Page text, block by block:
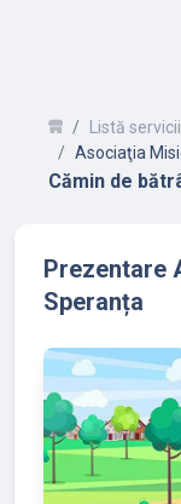
Listă servicii
Asociaţia
Cămin de
Prezentare
Speranța